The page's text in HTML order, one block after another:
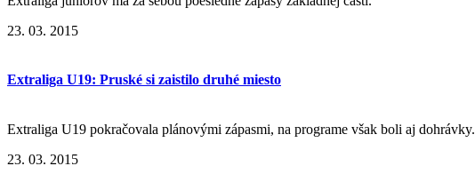
23. 03. 2015
Extraliga U19: Pruské si zaistilo druhé miesto
Extraliga U19 pokračovala plánovými zápasmi, na programe však boli aj dohrávky.
23. 03. 2015